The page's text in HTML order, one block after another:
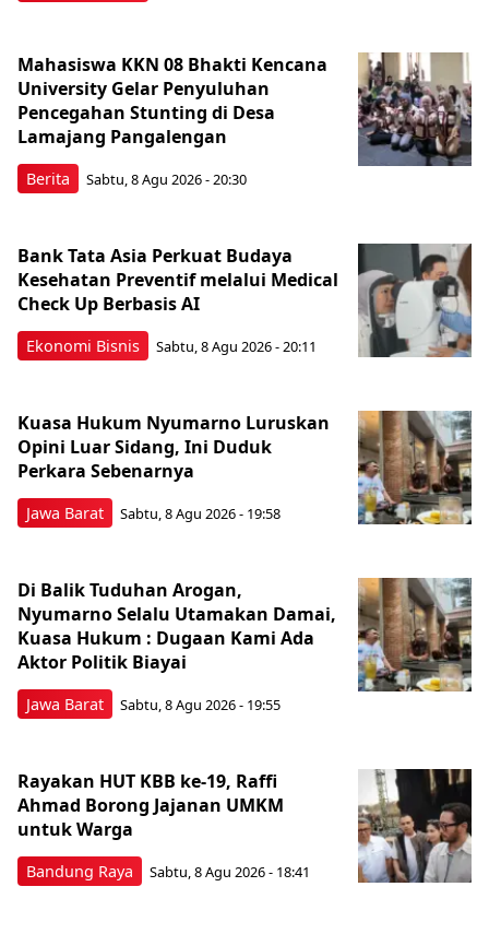
Berita
Mahasiswa KKN 08 Bhakti Kencana
University Gelar Penyuluhan
Pencegahan Stunting di Desa
Lamajang Pangalengan
Sabtu, 8 Agu 2026 - 20:30
Ekonomi Bisnis
Bank Tata Asia Perkuat Budaya
Kesehatan Preventif melalui Medical
Check Up Berbasis AI
Sabtu, 8 Agu 2026 - 20:11
Jawa Barat
Kuasa Hukum Nyumarno Luruskan
Opini Luar Sidang, Ini Duduk
Perkara Sebenarnya ​
Sabtu, 8 Agu 2026 - 19:58
Jawa Barat
Di Balik Tuduhan Arogan,
Nyumarno Selalu Utamakan Damai,
Kuasa Hukum : Dugaan Kami Ada
Aktor Politik Biayai
Sabtu, 8 Agu 2026 - 19:55
Bandung Raya
Rayakan HUT KBB ke-19, Raffi
Ahmad Borong Jajanan UMKM
untuk Warga
Sabtu, 8 Agu 2026 - 18:41